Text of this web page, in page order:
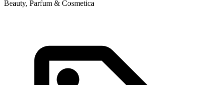
Beauty, Parfum & Cosmetica